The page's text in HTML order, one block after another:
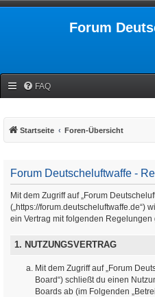
Forum
FAQ
Startseite Foren-Übersicht
Forum Deutscheluftwaffe -
Mit dem Zugriff auf „Forum
(„https://forum.deutscheluftwaffe.de“)
ein Vertrag mit folgenden Regelungen
1. NUTZUNGSVERTRAG
Mit dem Zugriff auf „Forum
Board“) schließt du einen
Boards ab (im Folgenden